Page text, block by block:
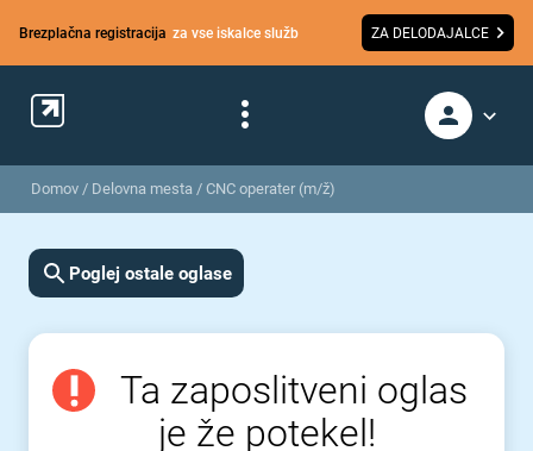
Brezplačna registracija za vse iskalce služb ZA DELODAJALCE
Domov / Delovna mesta / CNC operater (m/ž)
Poglej ostale oglase
Ta zaposlitveni oglas
je že potekel!